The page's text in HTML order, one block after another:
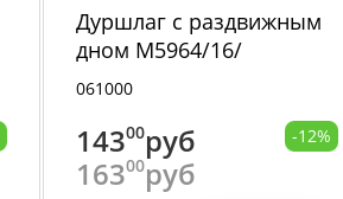
Дуршлаг с раздвижным
дном М5964/16/
061000
14300руб
16300руб
-12%